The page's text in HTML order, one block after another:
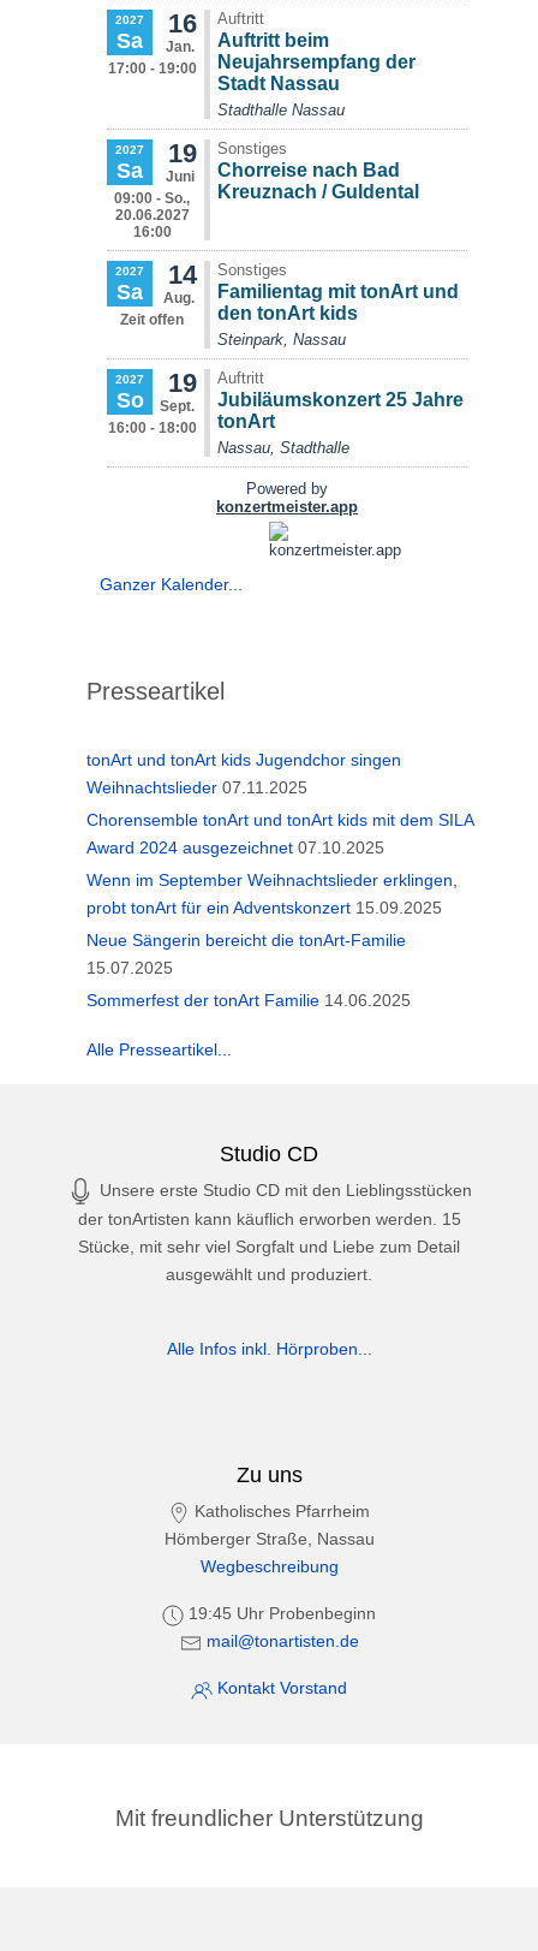
Ganzer Kalender...
Presseartikel
tonArt und tonArt kids Jugendchor singen
Weihnachtslieder 07.11.2025
Chorensemble tonArt und tonArt kids mit dem SILA
Award 2024 ausgezeichnet 07.10.2025
Wenn im September Weihnachtslieder erklingen,
probt tonArt für ein Adventskonzert 15.09.2025
Neue Sängerin bereicht die tonArt-Familie
15.07.2025
Sommerfest der tonArt Familie 14.06.2025
Alle Presseartikel...
Studio CD
Unsere erste Studio CD mit den Lieblingsstücken
der tonArtisten kann käuflich erworben werden. 15
Stücke, mit sehr viel Sorgfalt und Liebe zum Detail
ausgewählt und produziert.
Alle Infos inkl. Hörproben...
Zu uns
Katholisches Pfarrheim
Hömberger Straße, Nassau
Wegbeschreibung
19:45 Uhr Probenbeginn
mail@tonartisten.de
Kontakt Vorstand
Mit freundlicher Unterstützung